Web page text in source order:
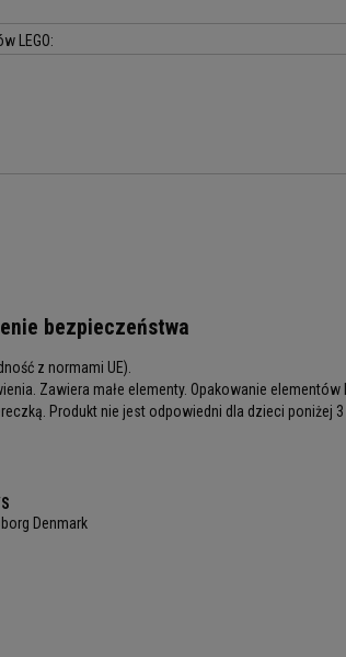
LEGO:
bezpieczeństwa
z normami UE).
Zawiera małe elementy. Opakowanie
Produkt nie jest odpowiedni dla dzieci poniżej 3
Denmark